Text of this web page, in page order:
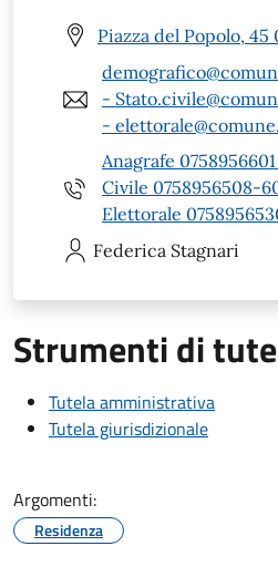
Piazza del Popolo, 45
-
-
Anagrafe
Civile 0758956508-
Elettorale
Federica Stagnari
Strumenti di
Tutela amministrativa
Tutela giurisdizionale
Argomenti:
Residenza